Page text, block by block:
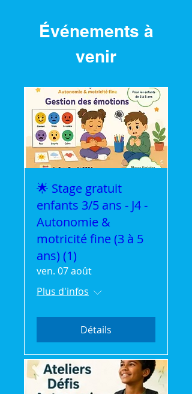
Événements à
venir
🌟 Stage gratuit
enfants 3/5 ans - J4 -
Autonomie &
motricité fine (3 à 5
ans) (1)
ven. 07 août
Plus d'infos
Détails